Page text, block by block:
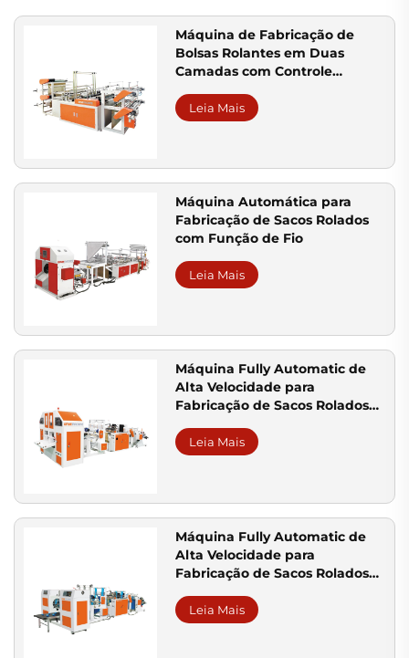
Máquina de Fabricação de
Bolsas Rolantes em Duas
Camadas com Controle
Vestíveis e Planas
Leia Mais
Máquina Automática para
Fabricação de Sacos Rolados
com Função de Fio
Leia Mais
Máquina Fully Automatic de
Alta Velocidade para
Fabricação de Sacos Rolados
Leia Mais
Máquina Fully Automatic de
Alta Velocidade para
Fabricação de Sacos Rolados
Leia Mais